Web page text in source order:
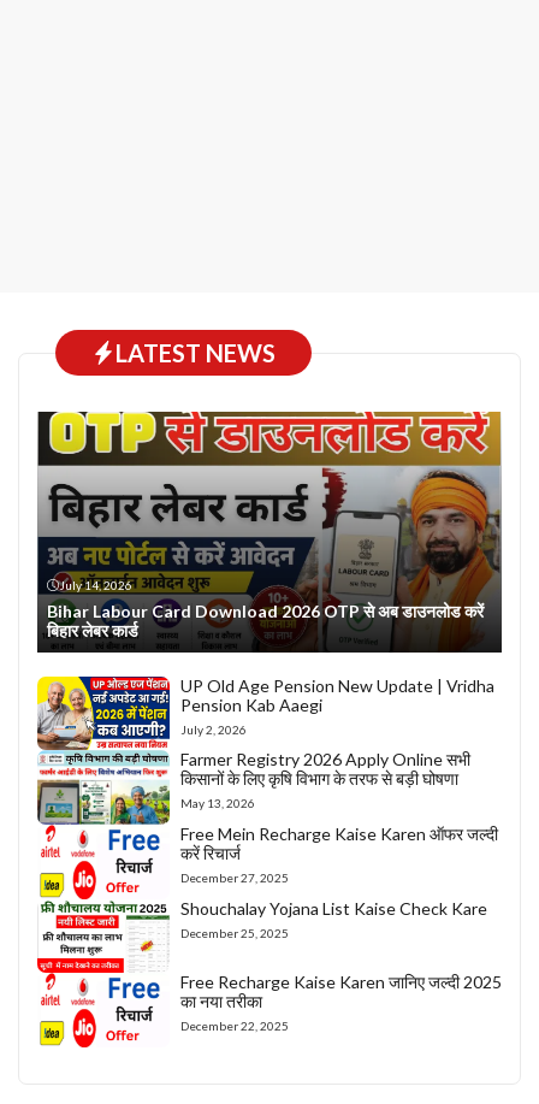
LATEST NEWS
July 14, 2026
Bihar Labour Card Download 2026 OTP से अब डाउनलोड करें
बिहार लेबर कार्ड
UP Old Age Pension New Update | Vridha
Pension Kab Aaegi
July 2, 2026
Farmer Registry 2026 Apply Online सभी
किसानों के लिए कृषि विभाग के तरफ से बड़ी घोषणा
May 13, 2026
Free Mein Recharge Kaise Karen ऑफर जल्दी
करें रिचार्ज
December 27, 2025
Shouchalay Yojana List Kaise Check Kare
December 25, 2025
Free Recharge Kaise Karen जानिए जल्दी 2025
का नया तरीका
December 22, 2025